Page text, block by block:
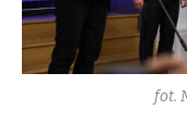
fot.